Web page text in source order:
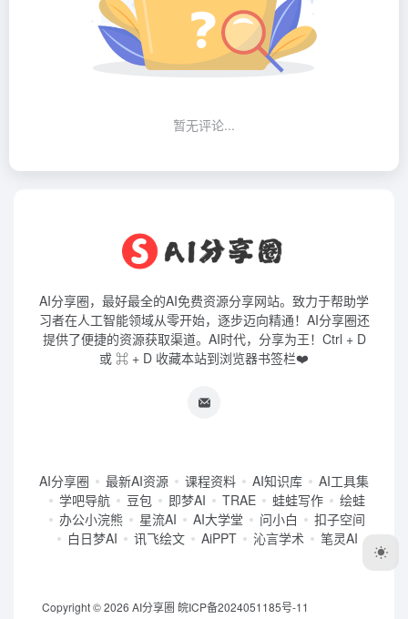
暂无评论...
AI分享圈，最好最全的AI免费资源分享网站。致力于帮助学
习者在人工智能领域从零开始，逐步迈向精通！AI分享圈还
提供了便捷的资源获取渠道。AI时代，分享为王！Ctrl + D
或 ⌘ + D 收藏本站到浏览器书签栏❤️
AI分享圈 最新AI资源 课程资料 AI知识库
AI工具集
学吧导航
豆包 即梦AI TRAE 蛙蛙写作
绘蛙
办公小浣熊
星流AI AI大学堂 问小白
扣子空间
白日梦AI
讯飞绘文 AiPPT 沁言学术 笔灵AI
Copyright © 2026 AI分享圈 皖ICP备2024051185号-11